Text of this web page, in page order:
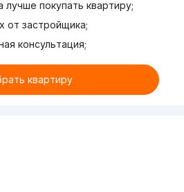
покупать квартиру;
от застройщика;
консультация;
квартиру